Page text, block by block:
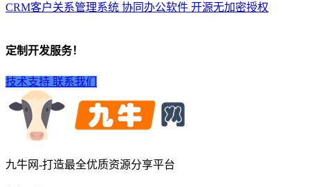
CRM客户关系管理系统 协同办公软件 开源无加密授权
定制开发服务！
技术支持 联系我们
九牛网-打造最全优质资源分享平台